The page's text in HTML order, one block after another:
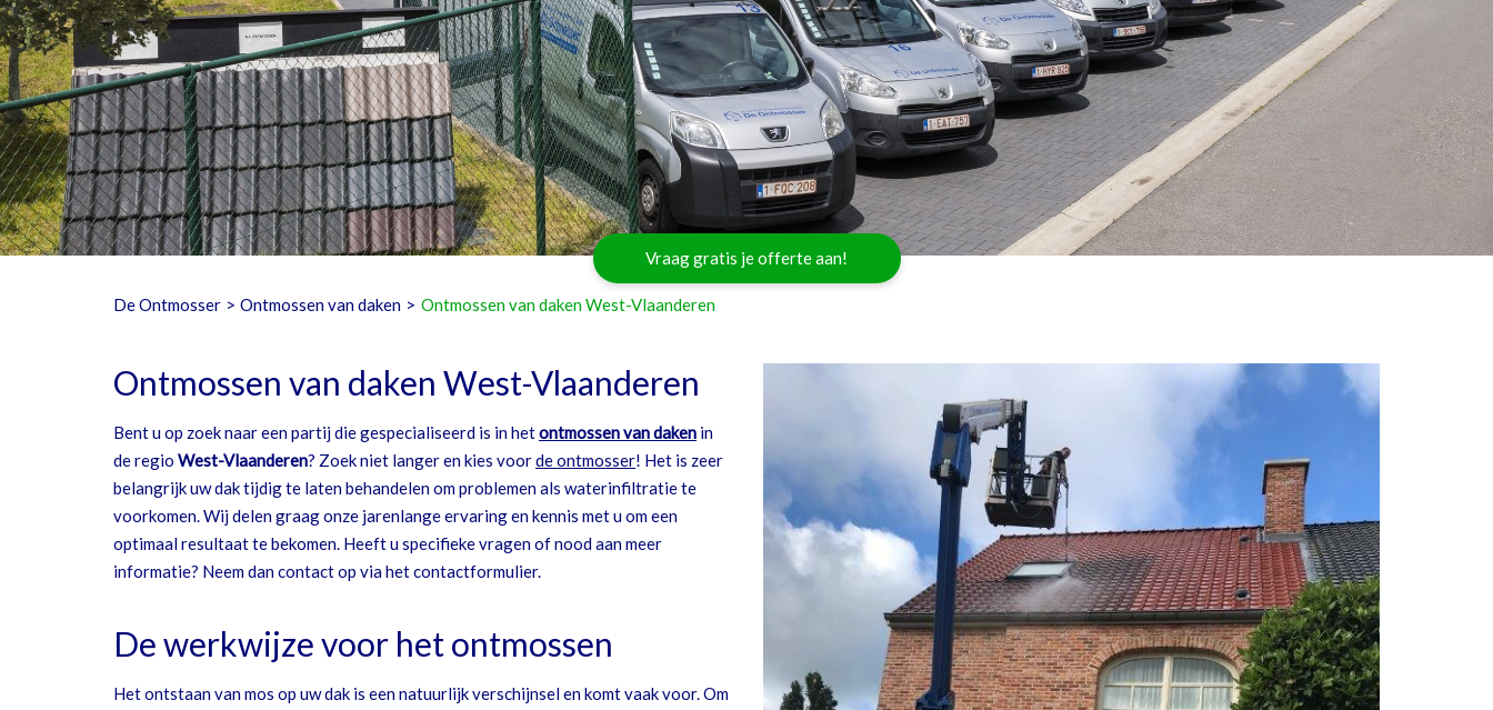
Vraag gratis je offerte aan!
De Ontmosser > Ontmossen van daken > Ontmossen van daken West-Vlaanderen
Ontmossen van daken West-Vlaanderen
Bent u op zoek naar een partij die gespecialiseerd is in hetontmossen van daken in
de regio West-Vlaanderen? Zoek niet langer en kies voorde ontmosser! Het is zeer
belangrijk uw dak tijdig te laten behandelen om problemen als waterinfiltratie te
voorkomen. Wij delen graag onze jarenlange ervaring en kennis met u om een
optimaal resultaat te bekomen. Heeft u specifieke vragen of nood aan meer
informatie? Neem dan contact op via het contactformulier.
De werkwijze voor het ontmossen
Het ontstaan van mos op uw dak is een natuurlijk verschijnsel en komt vaak voor. Om